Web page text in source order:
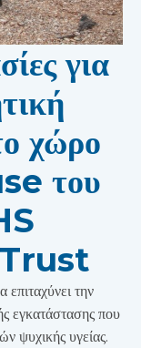
για
χώρο
του
την
εγκατάστασης που
ψυχικής υγείας.